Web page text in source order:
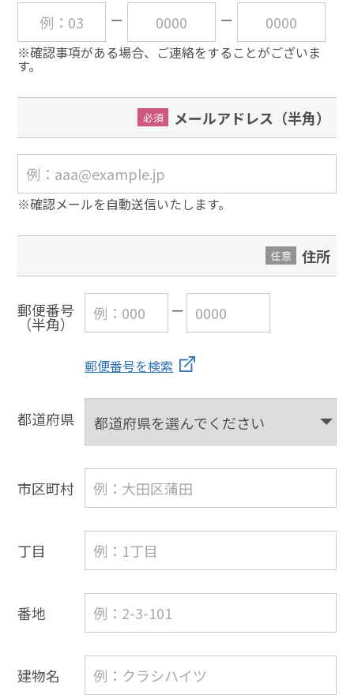
※確認事項がある場合、ご連絡をすることがございま
す。
メールアドレス（半角）
必須
※確認メールを自動送信いたします。
住所
任意
郵便番号
（半角）
郵便番号を検索
都道府県
市区町村
丁目
番地
建物名